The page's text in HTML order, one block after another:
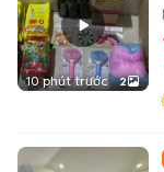
10 phút trước 2